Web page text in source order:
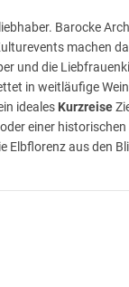
Barocke
machen
und die
in weitläufige
ideales Kurzreise
einer
Elbflorenz aus den
die